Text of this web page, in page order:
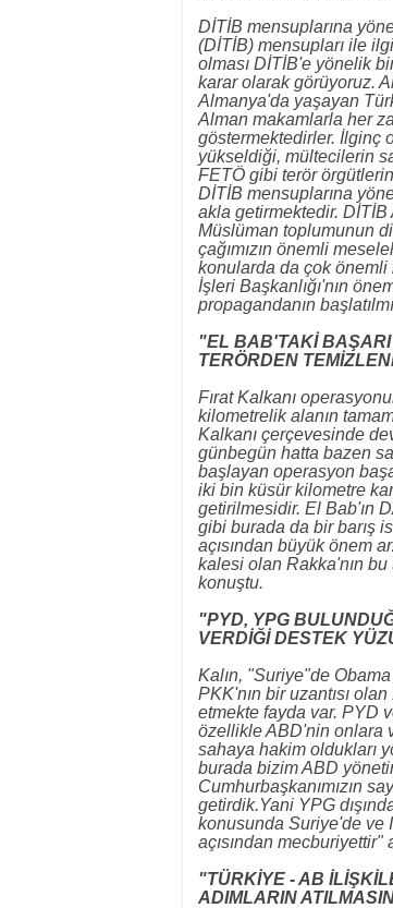
DİTİB mensuplarına
(DİTİB) mensupları ile
olması DİTİB'e yönelik
karar olarak görüyoruz.
Almanya'da yaşayan
Alman makamlarla her
göstermektedirler. İlginç
yükseldiği, mültecilerin
FETÖ gibi terör
DİTİB mensuplarına
akla getirmektedir.
Müslüman toplumunun
çağımızın önemli
konularda da çok önemli
İşleri Başkanlığı'nın
propagandanın
"EL BAB'TAKİ
TERÖRDEN
Fırat Kalkanı
kilometrelik alanın
Kalkanı çerçevesinde
günbegün hatta bazen
başlayan operasyon
iki bin küsür kilometre
getirilmesidir. El Bab'ın
gibi burada da bir barış
açısından büyük önem
kalesi olan Rakka'nın
konuştu.
"PYD, YPG
VERDİĞİ DESTEK
Kalın, "Suriye"de
PKK'nın bir uzantısı
etmekte fayda var. PYD
özellikle ABD'nin onlara
sahaya hakim oldukları
burada bizim ABD
Cumhurbaşkanımızın
getirdik.Yani YPG
konusunda Suriye'de ve
açısından mecburiyettir"
"TÜRKİYE - AB
ADIMLARIN